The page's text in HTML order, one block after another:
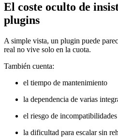
El coste oculto de
plugins
A simple vista, un plugin puede
real no vive solo en la cuota.
También cuenta:
el tiempo de mantenimiento
la dependencia de varias
el riesgo de
la dificultad para escalar sin